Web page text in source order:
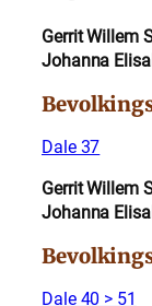
Gerrit Willem
Johanna
Dale 37
Gerrit Willem
Johanna
Dale 40 > 51